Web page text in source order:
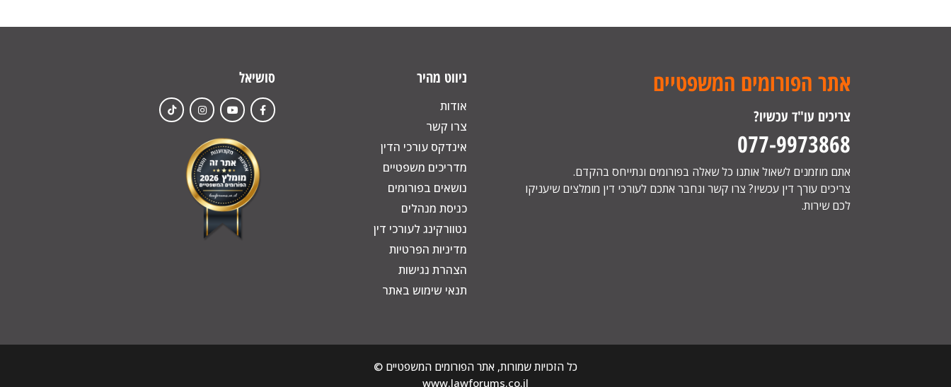
אתר הפורומים המשפטיים
צריכים עו"ד עכשיו?
077-9973868
אתם מוזמנים לשאול אותנו כל שאלה בפורומים ונתייחס בהקדם.
צריכים עורך דין עכשיו? צרו קשר ונחבר אתכם לעורכי דין מומלצים שיעניקו
לכם שירות.
ניווט מהיר
אודות
צרו קשר
אינדקס עורכי הדין
מדריכים משפטיים
נושאים בפורומים
כניסת מנהלים
נטוורקינג לעורכי דין
מדיניות הפרטיות
הצהרת נגישות
תנאי שימוש באתר
סושיאל
כל הזכויות שמורות, אתר הפורומים המשפטיים ©
www.lawforums.co.il